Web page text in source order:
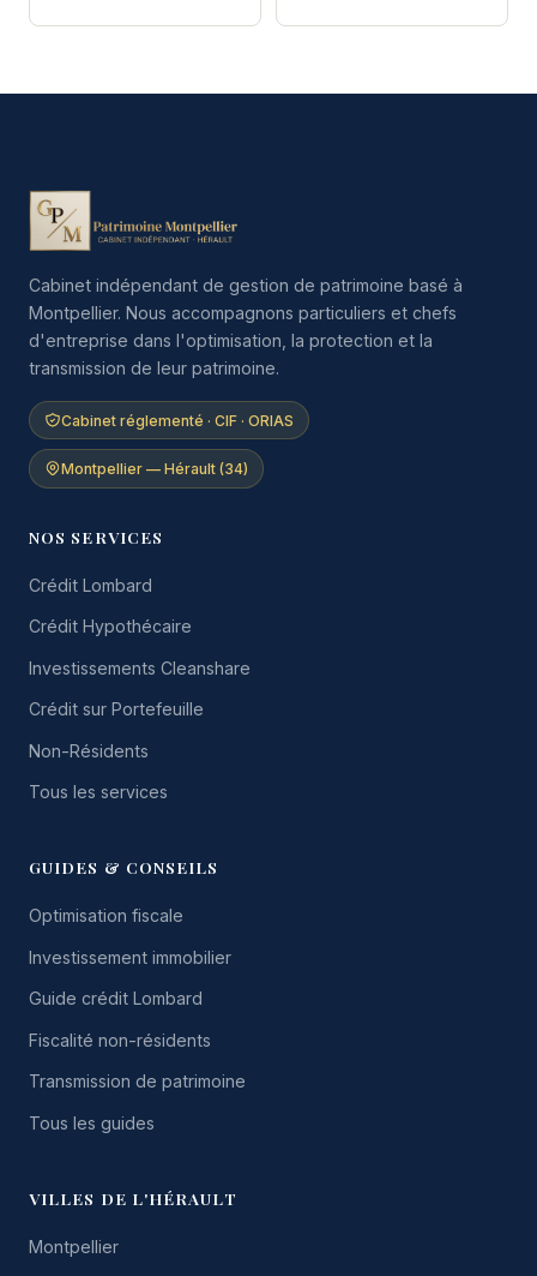
Cabinet indépendant de gestion de patrimoine basé à
Montpellier. Nous accompagnons particuliers et chefs
d'entreprise dans l'optimisation, la protection et la
transmission de leur patrimoine.
Cabinet réglementé · CIF · ORIAS
Montpellier — Hérault (34)
NOS SERVICES
Crédit Lombard
Crédit Hypothécaire
Investissements Cleanshare
Crédit sur Portefeuille
Non-Résidents
Tous les services
GUIDES & CONSEILS
Optimisation fiscale
Investissement immobilier
Guide crédit Lombard
Fiscalité non-résidents
Transmission de patrimoine
Tous les guides
VILLES DE L'HÉRAULT
Montpellier